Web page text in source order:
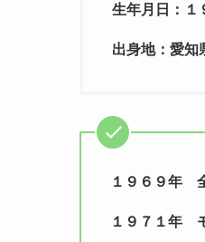
生年月日：１
出身地：愛知
１９６９年
１９７１年